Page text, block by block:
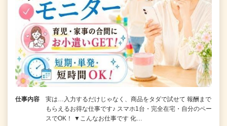
仕事内容
実は…入力するだけじゃなく、商品をタダで試せて 報酬まで
もらえるお得な仕事です♪ スマホ1台・完全在宅・自分のペー
スでOK！ ▼こんなお仕事です 化…